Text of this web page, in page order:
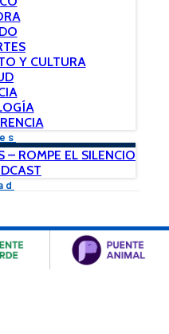
Y CULTURA
– ROMPE EL SILENCIO